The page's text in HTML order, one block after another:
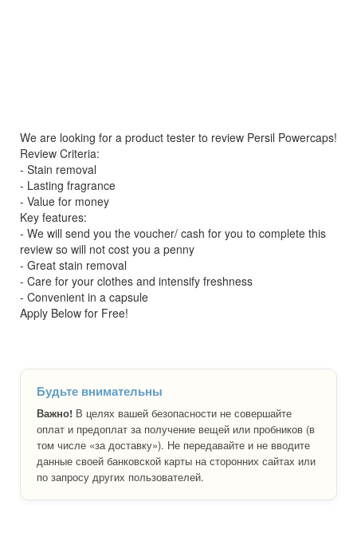
We are looking for a product tester to review Persil Powercaps!
Review Criteria:
- Stain removal
- Lasting fragrance
- Value for money
Key features:
- We will send you the voucher/ cash for you to complete this
review so will not cost you a penny
- Great stain removal
- Care for your clothes and intensify freshness
- Convenient in a capsule
Apply Below for Free!
Будьте внимательны
Важно! В целях вашей безопасности не совершайте
оплат и предоплат за получение вещей или пробников (в
том числе «за доставку»). Не передавайте и не вводите
данные своей банковской карты на сторонних сайтах или
по запросу других пользователей.